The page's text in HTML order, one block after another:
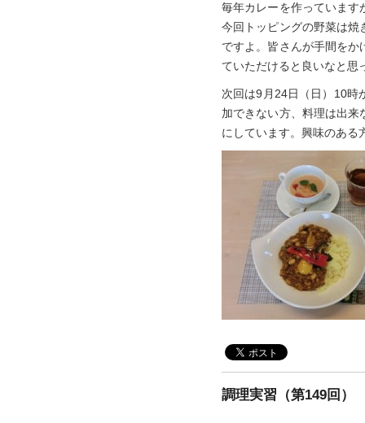
毎年カレーを作っています
今回トッピングの野菜は焼
ですよ。皆さんが手間を
ていただけると良いなと思
次回は9月24日（日）10時
加できない方、料理は出
にしています。興味のある
調理実習（第149回）